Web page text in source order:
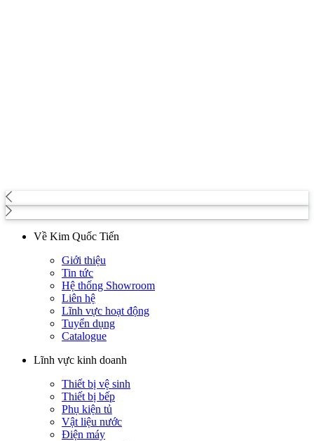
Về Kim Quốc Tiến
Giới thiệu
Tin tức
Hệ thống Showroom
Liên hệ
Lĩnh vực hoạt động
Tuyển dụng
Catalogue
Lĩnh vực kinh doanh
Thiết bị vệ sinh
Thiết bị bếp
Phụ kiện tủ
Vật liệu nước
Điện máy